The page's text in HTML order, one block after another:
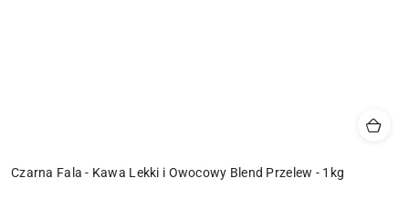
Czarna Fala - Kawa Lekki i Owocowy Blend Przelew - 1kg